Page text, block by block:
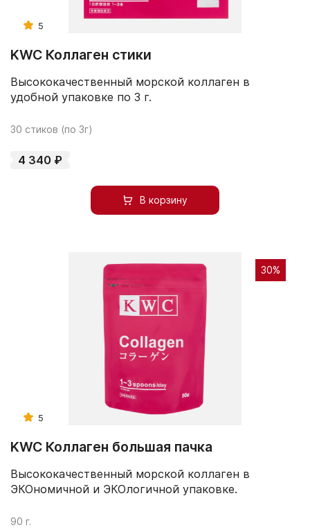
5
KWC Коллаген стики
Высококачественный морской коллаген в
удобной упаковке по 3 г.
30 стиков (по 3г)
4 340 ₽
В корзину
30%
5
KWC Коллаген большая пачка
Высококачественный морской коллаген в
ЭКОномичной и ЭКОлогичной упаковке.
90 г.